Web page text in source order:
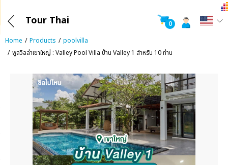
Tour Thai
0
Home
Products
poolvilla
พูลวิลล่าเขาใหญ่ : Valley Pool Villa บ้าน Valley 1 สำหรับ 10 ท่าน